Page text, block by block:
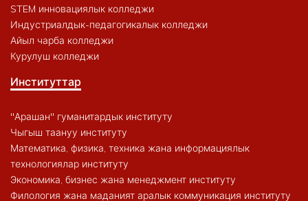
STEM инновациялык колледжи
Индустриалдык-педагогикалык колледжи
Айыл чарба колледжи
Курулуш колледжи
Институттар
"Арашан" гуманитардык институту
Чыгыш таануу институту
Математика, физика, техника жана информациялык
технологиялар институту
Экономика, бизнес жана менеджмент институту
Филология жана маданият аралык коммуникация институту